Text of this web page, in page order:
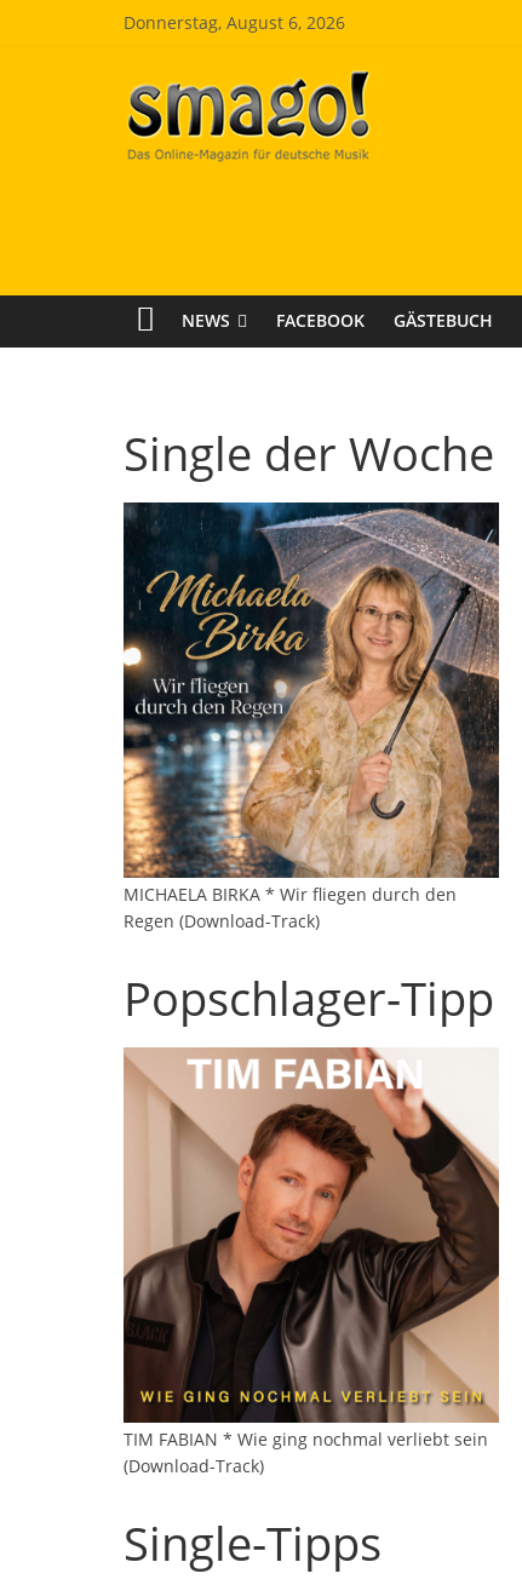
Donnerstag, August 6, 2026
Smago
SchlagerMAGazinOnline
NEWS FACEBOOK GÄSTEBUCH
Single der Woche
MICHAELA BIRKA * Wir fliegen durch den
Regen (Download-Track)
Popschlager-Tipp
TIM FABIAN * Wie ging nochmal verliebt sein
(Download-Track)
Single-Tipps